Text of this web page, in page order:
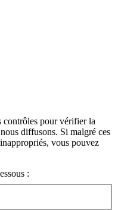
contrôles pour vérifier la
diffusons. Si malgré ces
vous pouvez
: